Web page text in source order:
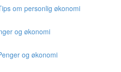
om personlig økonomi
og økonomi
og økonomi